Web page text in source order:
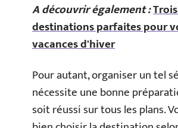
A découvrir également :
destinations parfaites pour
vacances d'hiver
Pour autant, organiser un tel
nécessite une bonne
soit réussi sur tous les plans.